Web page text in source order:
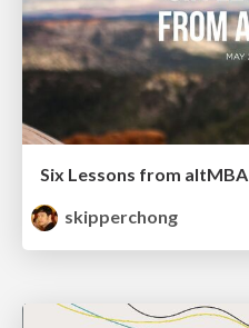
Six Lessons from altMBA
skipperchong